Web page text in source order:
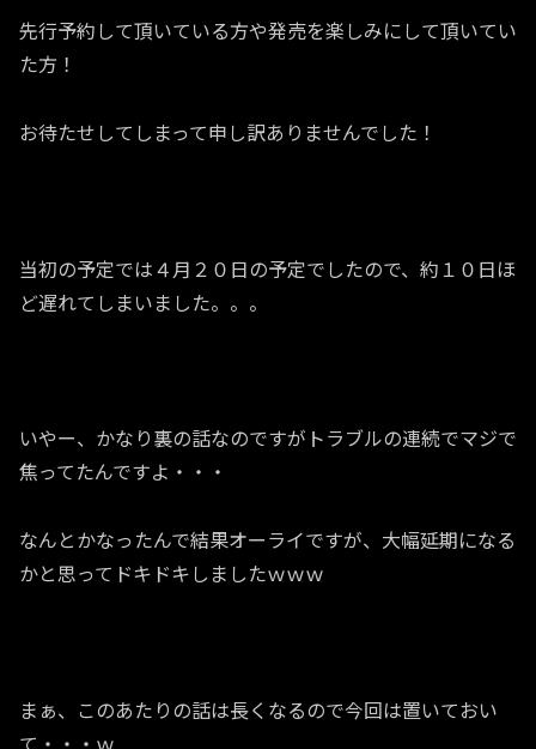
先行予約して頂いている方や発売を楽しみにして頂いてい
た方！
お待たせしてしまって申し訳ありませんでした！
当初の予定では４月２０日の予定でしたので、約１０日ほ
ど遅れてしまいました。。。
いやー、かなり裏の話なのですがトラブルの連続でマジで
焦ってたんですよ・・・
なんとかなったんで結果オーライですが、大幅延期になる
かと思ってドキドキしましたｗｗｗ
まぁ、このあたりの話は長くなるので今回は置いておい
て・・・ｗ